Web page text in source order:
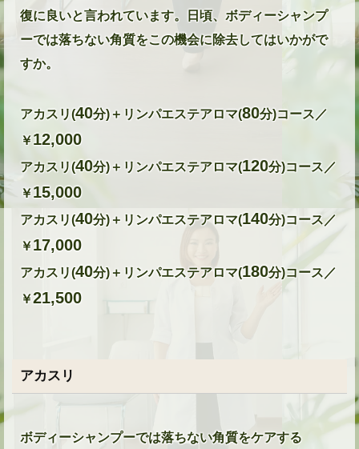
復に良いと言われています。日頃、ボディーシャンプ
ーでは落ちない角質をこの機会に除去してはいかがで
すか。
アカスリ(40分)＋リンパエステアロマ(80分)コース／
￥12,000
アカスリ(40分)＋リンパエステアロマ(120分)コース／
￥15,000
アカスリ(40分)＋リンパエステアロマ(140分)コース／
￥17,000
アカスリ(40分)＋リンパエステアロマ(180分)コース／
￥21,500
アカスリ
ボディーシャンプーでは落ちない角質をケアする